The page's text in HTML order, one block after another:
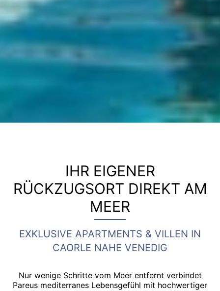
IHR EIGENER
RÜCKZUGSORT DIREKT AM
MEER
EXKLUSIVE APARTMENTS & VILLEN IN
CAORLE NAHE VENEDIG
Nur wenige Schritte vom Meer entfernt verbindet
Pareus mediterranes Lebensgefühl mit hochwertiger